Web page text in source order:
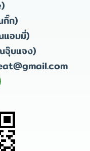
ก)
อมมี่)
บแจง)